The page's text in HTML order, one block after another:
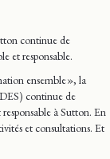
continue de
et responsable.
ensemble », la
continue de
à Sutton. En
et consultations. Et